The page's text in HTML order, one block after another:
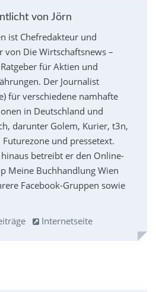
von Jörn
ist Chefredakteur und
von Die Wirtschaftsnews –
für Aktien und
Der Journalist
für verschiedene namhafte
in Deutschland und
darunter Golem, Kurier, t3n,
Futurezone und pressetext.
betreibt er den Online-
Meine Buchhandlung Wien
Facebook-Gruppen sowie
Internetseite